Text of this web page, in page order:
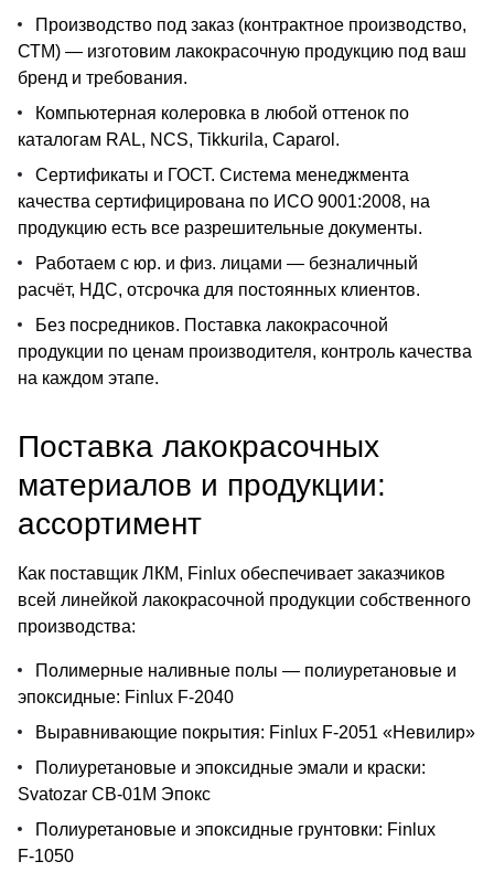
Производство под заказ (контрактное производство,
СТМ) — изготовим лакокрасочную продукцию под ваш
бренд и требования.
Компьютерная колеровка в любой оттенок по
каталогам RAL, NCS, Tikkurila, Caparol.
Сертификаты и ГОСТ. Система менеджмента
качества сертифицирована по ИСО 9001:2008, на
продукцию есть все разрешительные документы.
Работаем с юр. и физ. лицами — безналичный
расчёт, НДС, отсрочка для постоянных клиентов.
Без посредников. Поставка лакокрасочной
продукции по ценам производителя, контроль качества
на каждом этапе.
Поставка лакокрасочных
материалов и продукции:
ассортимент
Как поставщик ЛКМ, Finlux обеспечивает заказчиков
всей линейкой лакокрасочной продукции собственного
производства:
Полимерные наливные полы — полиуретановые и
эпоксидные: Finlux F‑2040
Выравнивающие покрытия: Finlux F‑2051 «Невилир»
Полиуретановые и эпоксидные эмали и краски:
Svatozar СВ‑01М Эпокс
Полиуретановые и эпоксидные грунтовки: Finlux
F‑1050